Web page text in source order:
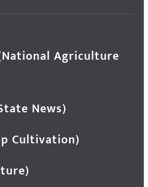
(National Agriculture
News)
Cultivation)